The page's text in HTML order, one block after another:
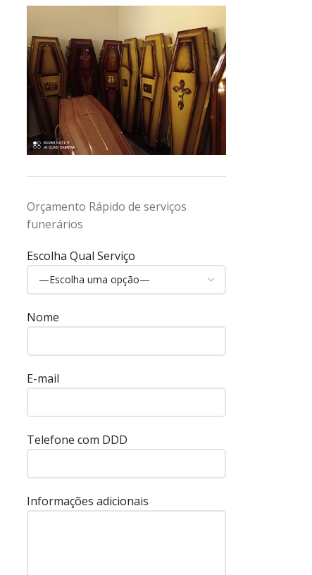
Orçamento Rápido de serviços
funerários
Escolha Qual Serviço
Nome
E-mail
Telefone com DDD
Informações adicionais